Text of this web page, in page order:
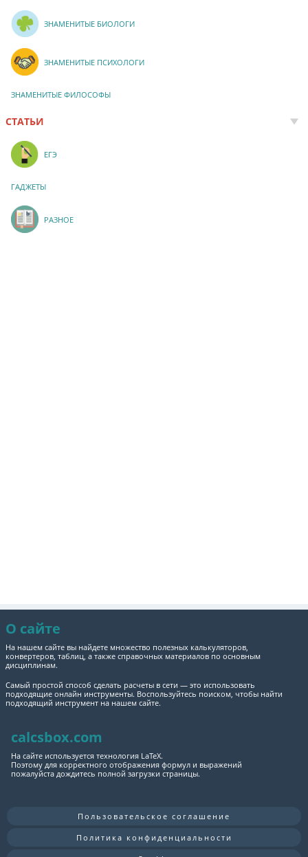
ЗНАМЕНИТЫЕ БИОЛОГИ
ЗНАМЕНИТЫЕ ПСИХОЛОГИ
ЗНАМЕНИТЫЕ ФИЛОСОФЫ
СТАТЬИ
ЕГЭ
ГАДЖЕТЫ
РАЗНОЕ
О сайте
На нашем сайте вы найдете множество полезных калькуляторов,
конвертеров, таблиц, а также справочных материалов по основным
дисциплинам.
Самый простой способ сделать расчеты в сети — это использовать
подходящие онлайн инструменты. Воспользуйтесь поиском, чтобы найти
подходящий инструмент на нашем сайте.
calcsbox.com
На сайте используется технология LaTeX.
Поэтому для корректного отображения формул и выражений
пожалуйста дождитесь полной загрузки страницы.
Пользовательское соглашение
Политика конфиденциальности